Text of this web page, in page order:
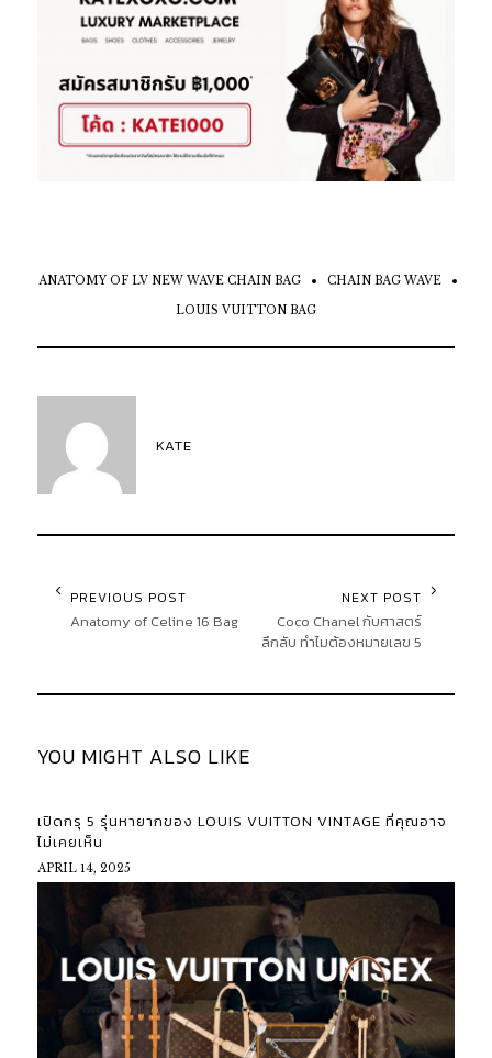
ANATOMY OF LV NEW WAVE CHAIN BAG CHAIN BAG WAVE
LOUIS VUITTON BAG
KATE
PREVIOUS POST
Anatomy of Celine 16 Bag
NEXT POST
Coco Chanel กับศาสตร์
ลึกลับ ทำไมต้องหมายเลข 5
YOU MIGHT ALSO LIKE
เปิดกรุ 5 รุ่นหายากของ LOUIS VUITTON VINTAGE ที่คุณอาจ
ไม่เคยเห็น
APRIL 14, 2025